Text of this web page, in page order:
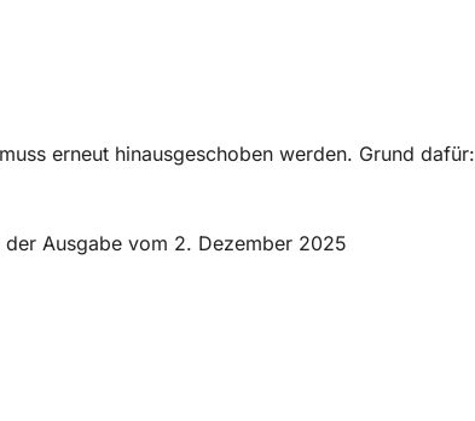
erneut hinausgeschoben werden. Grund dafür:
Ausgabe vom 2. Dezember 2025